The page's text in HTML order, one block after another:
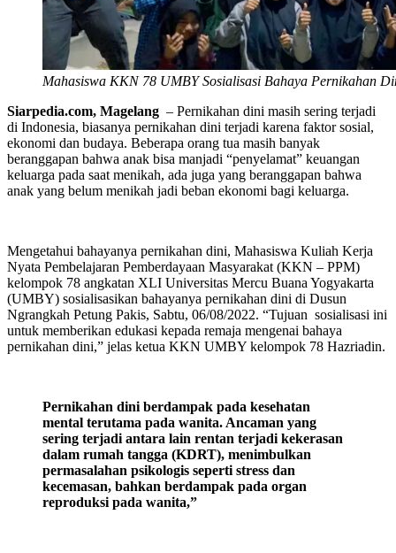
Mahasiswa KKN 78 UMBY Sosialisasi Bahaya Pernikahan
Siarpedia.com, Magelang – Pernikahan dini masih sering terjadi
di Indonesia, biasanya pernikahan dini terjadi karena faktor sosial,
ekonomi dan budaya. Beberapa orang tua masih banyak
beranggapan bahwa anak bisa manjadi “penyelamat” keuangan
keluarga pada saat menikah, ada juga yang beranggapan bahwa
anak yang belum menikah jadi beban ekonomi bagi keluarga.
Mengetahui bahayanya pernikahan dini, Mahasiswa Kuliah Kerja
Nyata Pembelajaran Pemberdayaan Masyarakat (KKN – PPM)
kelompok 78 angkatan XLI Universitas Mercu Buana Yogyakarta
(UMBY) sosialisasikan bahayanya pernikahan dini di Dusun
Ngrangkah Petung Pakis, Sabtu, 06/08/2022. “Tujuan sosialisasi ini
untuk memberikan edukasi kepada remaja mengenai bahaya
pernikahan dini,” jelas ketua KKN UMBY kelompok 78 Hazriadin.
Pernikahan dini berdampak pada kesehatan
mental terutama pada wanita. Ancaman yang
sering terjadi antara lain rentan terjadi kekerasan
dalam rumah tangga (KDRT), menimbulkan
permasalahan psikologis seperti stress dan
kecemasan, bahkan berdampak pada organ
reproduksi pada wanita,”